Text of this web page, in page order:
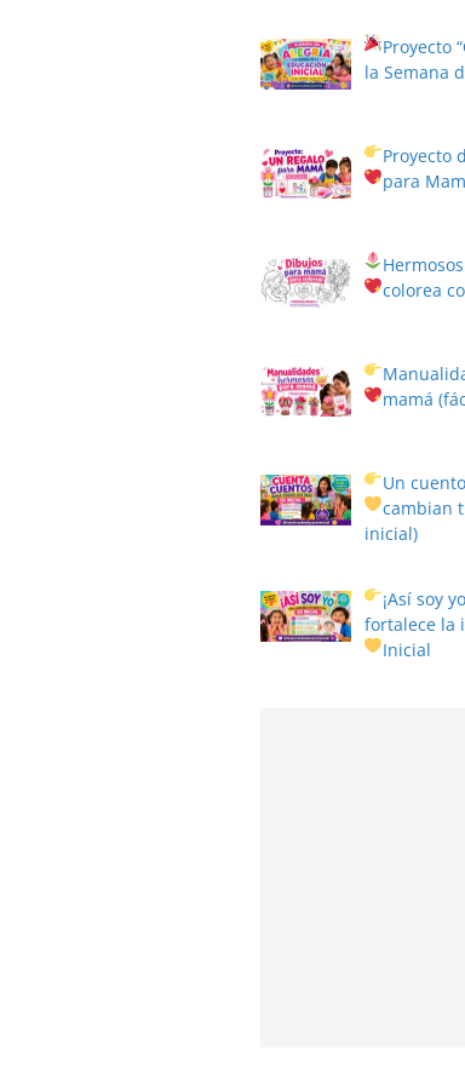
Proyecto
la Semana
Proyecto
para
colorea
mamá
Un
cambian
inicial)
¡Así soy
fortalece la
Inicial